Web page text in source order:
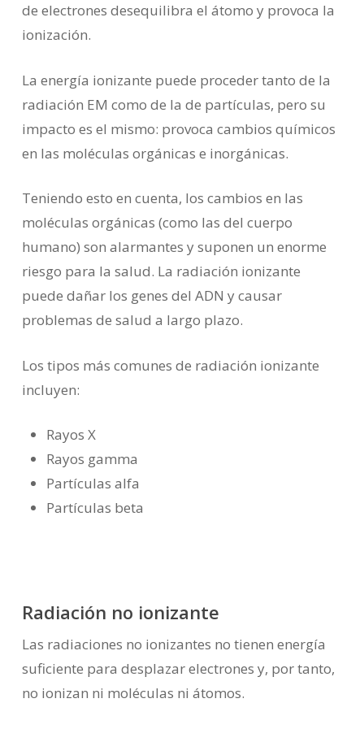
de electrones desequilibra el átomo y provoca la
ionización.
La energía ionizante puede proceder tanto de la
radiación EM como de la de partículas, pero su
impacto es el mismo: provoca cambios químicos
en las moléculas orgánicas e inorgánicas.
Teniendo esto en cuenta, los cambios en las
moléculas orgánicas (como las del cuerpo
humano) son alarmantes y suponen un enorme
riesgo para la salud. La radiación ionizante
puede dañar los genes del ADN y causar
problemas de salud a largo plazo.
Los tipos más comunes de radiación ionizante
incluyen:
Rayos X
Rayos gamma
Partículas alfa
Partículas beta
Radiación no ionizante
Las radiaciones no ionizantes no tienen energía
suficiente para desplazar electrones y, por tanto,
no ionizan ni moléculas ni átomos.